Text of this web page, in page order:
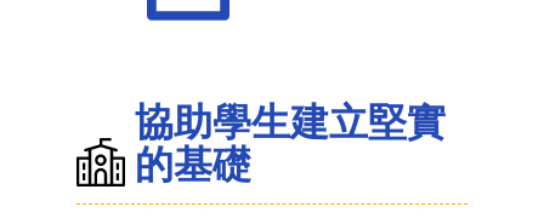
協助學生建立堅實
的基礎